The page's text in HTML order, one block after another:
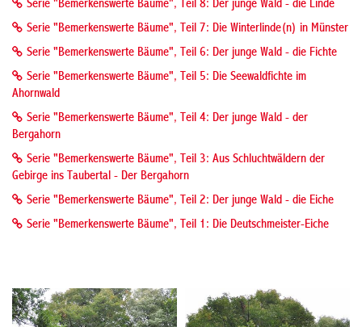
Serie "Bemerkenswerte Bäume", Teil 8: Der junge Wald - die Linde
Serie "Bemerkenswerte Bäume", Teil 7: Die Winterlinde(n) in Münster
Serie "Bemerkenswerte Bäume", Teil 6: Der junge Wald - die Fichte
Serie "Bemerkenswerte Bäume", Teil 5: Die Seewaldfichte im
Ahornwald
Serie "Bemerkenswerte Bäume", Teil 4: Der junge Wald - der
Bergahorn
Serie "Bemerkenswerte Bäume", Teil 3: Aus Schluchtwäldern der
Gebirge ins Taubertal - Der Bergahorn
Serie "Bemerkenswerte Bäume", Teil 2: Der junge Wald - die Eiche
Serie "Bemerkenswerte Bäume", Teil 1: Die Deutschmeister-Eiche